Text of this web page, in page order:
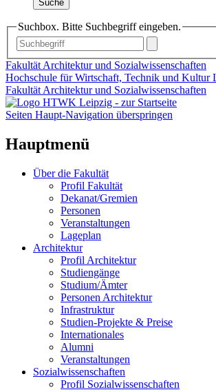
Suche
Suchbox. Bitte Suchbegriff eingeben.
Fakultät Architektur und Sozialwissenschaften
Hochschule für Wirtschaft, Technik und Kultur
Fakultät Architektur und Sozialwissenschaften
Seiten Haupt-Navigation überspringen
Hauptmenü
Über die Fakultät
Profil Fakultät
Dekanat/Gremien
Personen
Veranstaltungen
Lageplan
Architektur
Profil Architektur
Studiengänge
Studium/Ämter
Personen Architektur
Infrastruktur
Studien-Projekte & Preise
Internationales
Alumni
Veranstaltungen
Sozialwissenschaften
Profil Sozialwissenschaften